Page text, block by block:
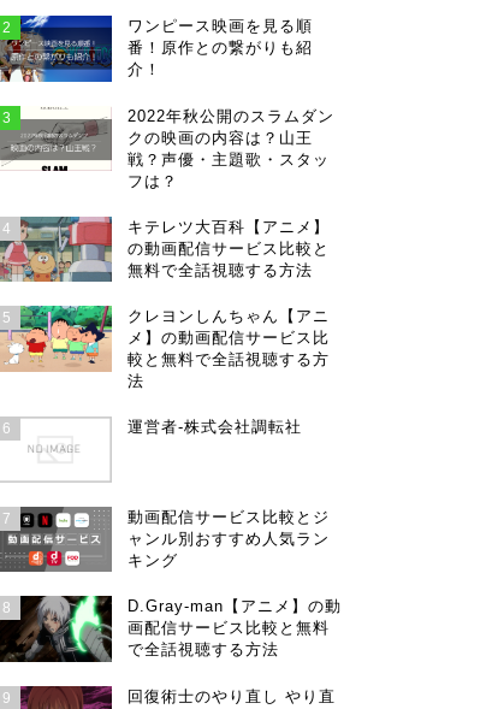
2
ワンピース映画を見る順
番！原作との繋がりも紹
介！
3
2022年秋公開のスラムダン
クの映画の内容は？山王
戦？声優・主題歌・スタッ
フは？
4
キテレツ大百科【アニメ】
の動画配信サービス比較と
無料で全話視聴する方法
5
クレヨンしんちゃん【アニ
メ】の動画配信サービス比
較と無料で全話視聴する方
法
6 運営者-株式会社調転社
7
動画配信サービス比較とジ
ャンル別おすすめ人気ラン
キング
8
D.Gray-man【アニメ】の動
画配信サービス比較と無料
で全話視聴する方法
9
回復術士のやり直し やり直